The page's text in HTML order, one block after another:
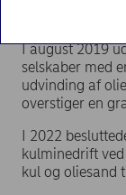
grænse på 30
I august 2019
selskaber med
udvinding af
overstiger en
I 2022
kulminedrift
kul og oliesand